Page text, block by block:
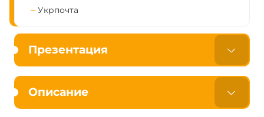
Укрпочта
Презентация
Описание